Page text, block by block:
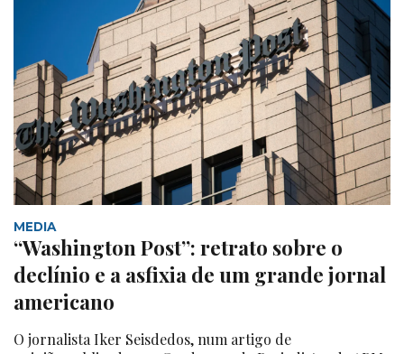
MEDIA
“Washington Post”: retrato sobre o
declínio e a asfixia de um grande jornal
americano
O jornalista Iker Seisdedos, num artigo de